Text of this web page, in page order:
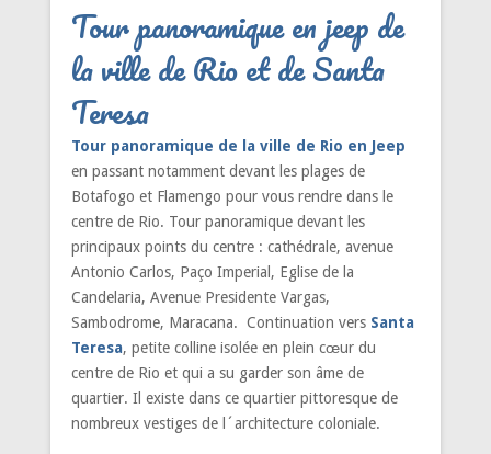
Tour panoramique en jeep de
la ville de Rio et de Santa
Teresa
Tour panoramique de la ville de Rio en Jeep
en passant notamment devant les plages de
Botafogo et Flamengo pour vous rendre dans le
centre de Rio. Tour panoramique devant les
principaux points du centre : cathédrale, avenue
Antonio Carlos, Paço Imperial, Eglise de la
Candelaria, Avenue Presidente Vargas,
Sambodrome, Maracana. Continuation versSanta
Teresa, petite colline isolée en plein cœur du
centre de Rio et qui a su garder son âme de
quartier. Il existe dans ce quartier pittoresque de
nombreux vestiges de l´architecture coloniale.